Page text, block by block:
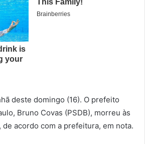
deste domingo (16). O prefeito
Bruno Covas (PSDB), morreu às
de acordo com a prefeitura, em nota.